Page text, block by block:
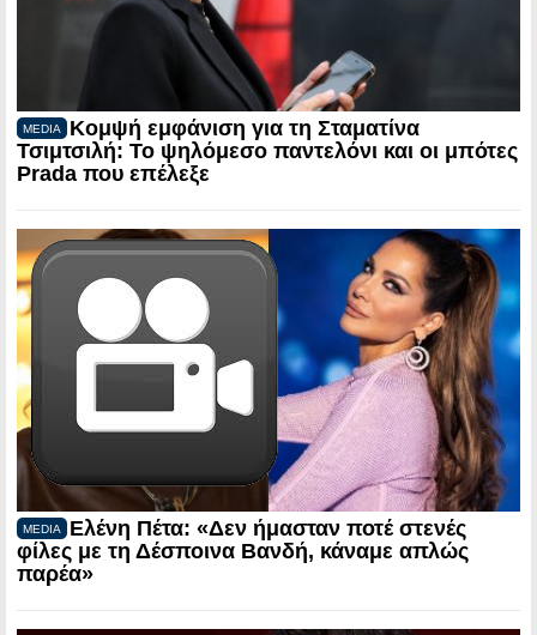
MEDIA
Κομψή εμφάνιση για τη Σταματίνα
Τσιμτσιλή: Το ψηλόμεσο παντελόνι και οι μπότες
Prada που επέλεξε
MEDIA
Ελένη Πέτα: «Δεν ήμασταν ποτέ στενές
φίλες με τη Δέσποινα Βανδή, κάναμε απλώς
παρέα»